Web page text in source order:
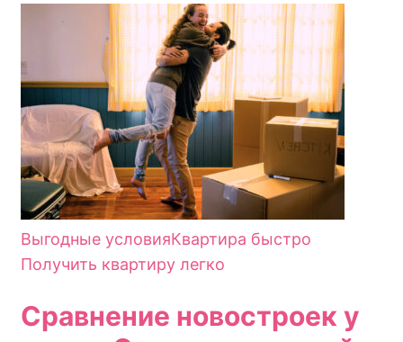
в
ипотеку
–
от
выбора
до
получения
ключей
Выгодные условияКвартира быстро
Получить квартиру легко
Сравнение новостроек у